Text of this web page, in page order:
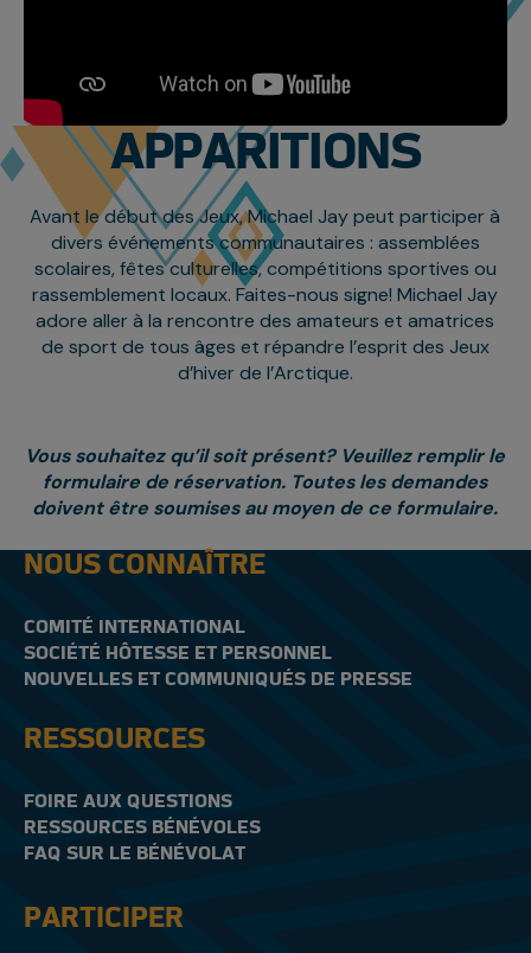
APPARITIONS
Avant le début des Jeux, Michael Jay peut participer à
divers événements communautaires : assemblées
scolaires, fêtes culturelles, compétitions sportives ou
rassemblement locaux. Faites-nous signe! Michael Jay
adore aller à la rencontre des amateurs et amatrices
de sport de tous âges et répandre l’esprit des Jeux
d’hiver de l’Arctique.
Vous souhaitez qu’il soit présent? Veuillez remplir le
formulaire de réservation. Toutes les demandes
doivent être soumises au moyen de ce formulaire.
NOUS CONNAÎTRE
COMITÉ INTERNATIONAL
SOCIÉTÉ HÔTESSE ET PERSONNEL
NOUVELLES ET COMMUNIQUÉS DE PRESSE
RESSOURCES
FOIRE AUX QUESTIONS
RESSOURCES BÉNÉVOLES
FAQ SUR LE BÉNÉVOLAT
PARTICIPER